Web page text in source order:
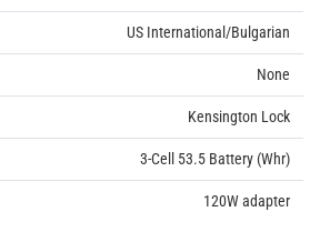
US International/Bulgarian
None
Kensington Lock
3-Cell 53.5 Battery (Whr)
120W adapter